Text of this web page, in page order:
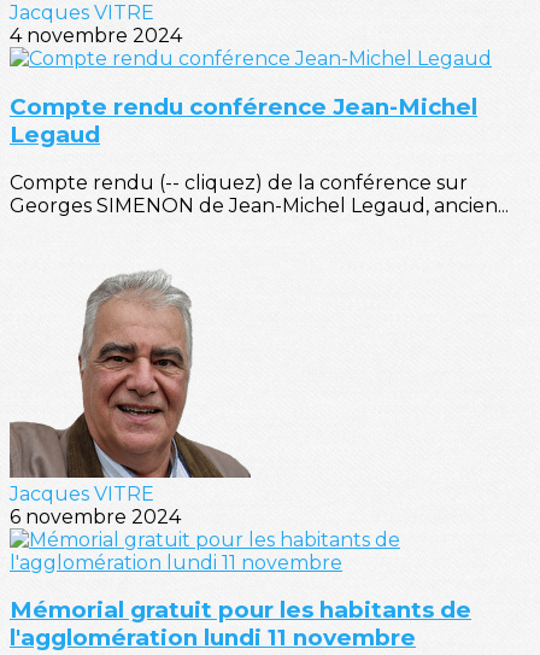
Jacques VITRE
4 novembre 2024
Compte rendu conférence Jean-Michel
Legaud
Compte rendu (-- cliquez) de la conférence sur
Georges SIMENON de Jean-Michel Legaud, ancien...
Jacques VITRE
6 novembre 2024
Mémorial gratuit pour les habitants de
l'agglomération lundi 11 novembre